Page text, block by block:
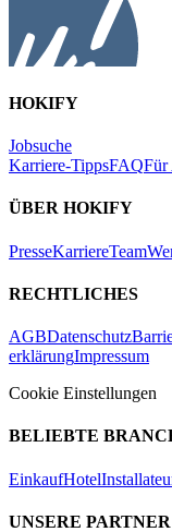
HOKIFY
Jobsuche
Karriere-TippsFAQFür
ÜBER HOKIFY
PresseKarriereTeam
RECHTLICHES
AGBDatenschutz
erklärungImpressum
Cookie Einstellungen
BELIEBTE
EinkaufHotel
UNSERE PARTNER